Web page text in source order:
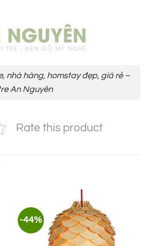
nhà hàng, homstay đẹp, giá rẻ –
An Nguyên
Rate this product
-44%